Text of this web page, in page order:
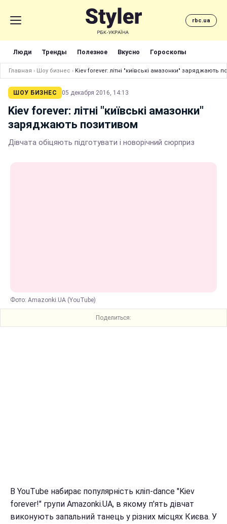
rbc.ua
Люди Тренды Полезное Вкусно Гороскопы
Главная › Шоу бизнес › Kiev forever: літні "київські амазонки" заряджають
ШОУ БИЗНЕС 05 декабря 2016, 14:13
Kiev forever: літні "київські амазонки"
заряджають позитивом
Дівчата обіцяють підготувати і новорічний сюрприз
Фото: Amazonki.UA (YouTube)
Поделиться:
В YouТube набирає популярність кліп-dance "Kiev
forever!" групи Amazonki.UA, в якому п'ять дівчат
виконують запальний танець у різних місцях Києва. У